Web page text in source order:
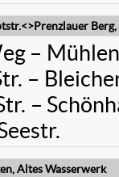
–
–
–
Altes Wasserwerk